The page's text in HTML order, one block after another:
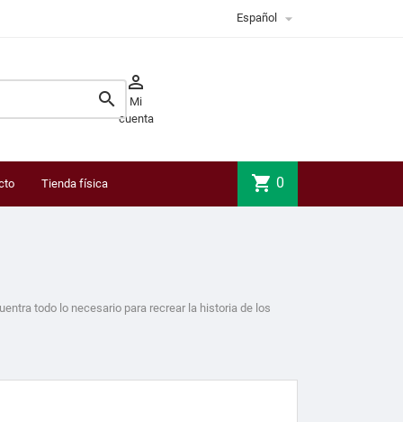
Español 


Mi
cuenta
Tienda física shopping_cart 0
todo lo necesario para recrear la historia de los